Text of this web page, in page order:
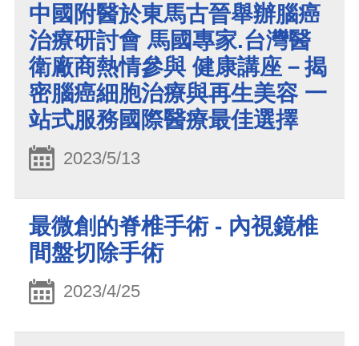
中國附醫於東馬古晉舉辦腦癌
治療研討會 馬國專家.台灣醫
衛廠商熱情參與 健康講座－揭
密腦癌細胞治療與再生美容 一
站式服務國際醫療最佳選擇
2023/5/13
最微創的脊椎手術 - 內視鏡椎
間盤切除手術
2023/4/25